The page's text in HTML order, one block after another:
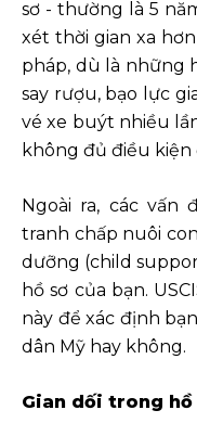
sơ - thường là 5
xét thời gian xa
pháp, dù là những
say rượu, bạo lực
vé xe buýt nhiều
không đủ điều kiện
Ngoài ra, các vấn
tranh chấp nuôi
dưỡng (child
hồ sơ của bạn.
này để xác định
dân Mỹ hay không.
Gian dối trong